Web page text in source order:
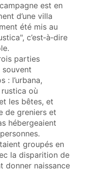
est en
d’une villa
été mis au
c’est‑à‑dire
parties
: l’urbana,
où
les bêtes, et
de greniers et
hébergeaient
groupés en
la disparition de
donner naissance